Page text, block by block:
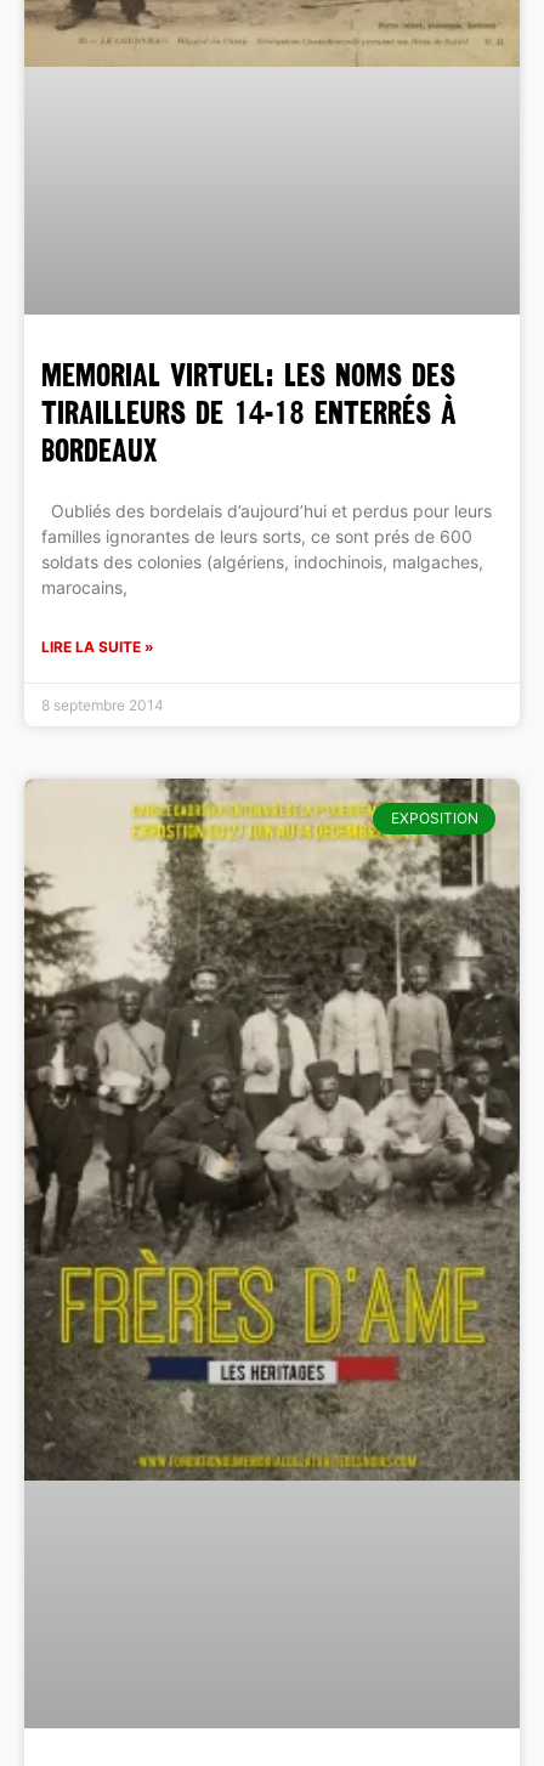
MEMORIAL VIRTUEL: les noms des
tirailleurs de 14-18 enterrés à
Bordeaux
Oubliés des bordelais d’aujourd’hui et perdus pour leurs
familles ignorantes de leurs sorts, ce sont prés de 600
soldats des colonies (algériens, indochinois, malgaches,
marocains,
LIRE LA SUITE »
8 septembre 2014
EXPOSITION